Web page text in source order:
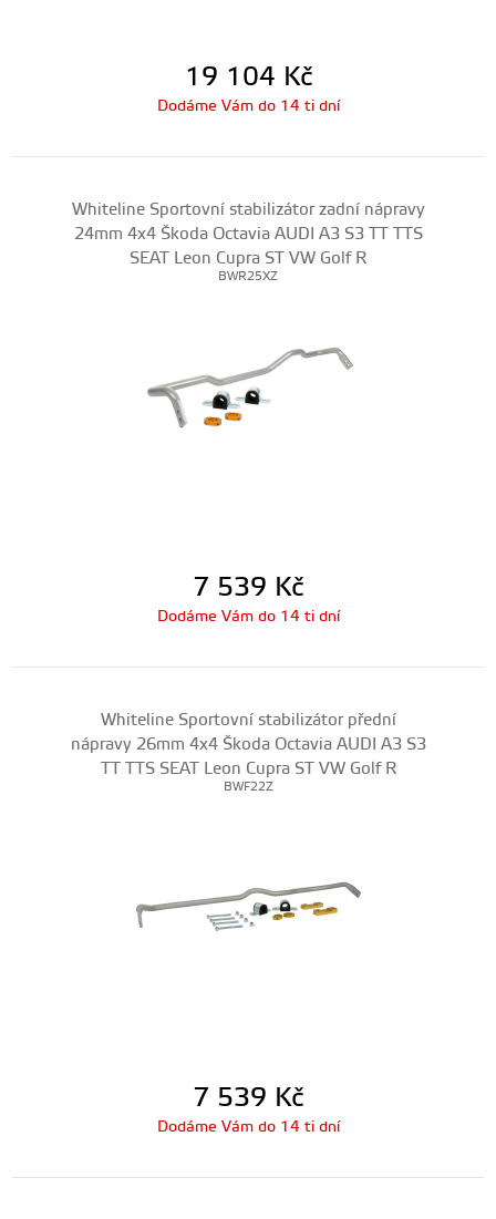
19 104 Kč
Dodáme Vám do 14 ti dní
Whiteline Sportovní stabilizátor zadní nápravy
24mm 4x4 Škoda Octavia AUDI A3 S3 TT TTS
SEAT Leon Cupra ST VW Golf R
BWR25XZ
7 539 Kč
Dodáme Vám do 14 ti dní
Whiteline Sportovní stabilizátor přední
nápravy 26mm 4x4 Škoda Octavia AUDI A3 S3
TT TTS SEAT Leon Cupra ST VW Golf R
BWF22Z
7 539 Kč
Dodáme Vám do 14 ti dní